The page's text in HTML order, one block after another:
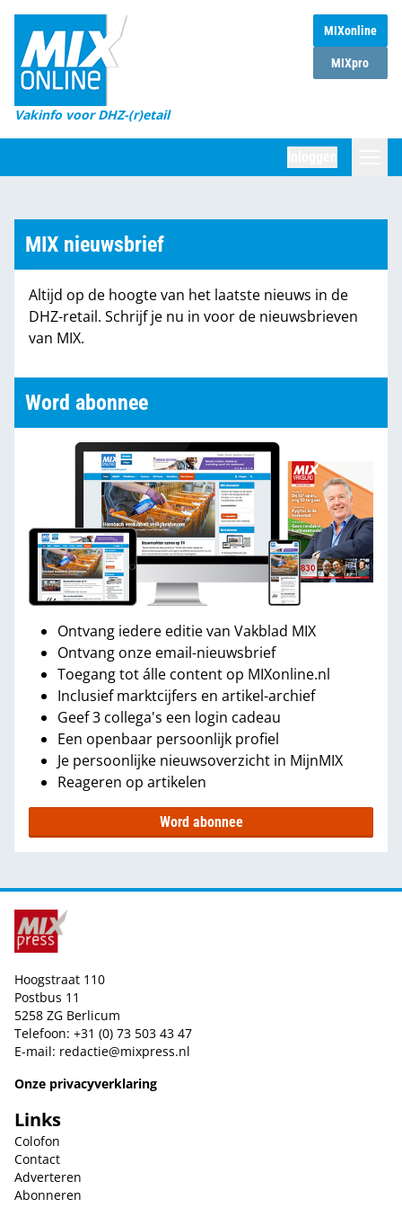
MIXonline
MIXpro
Vakinfo voor DHZ-(r)etail
Home
Magazines
DHZ Sessie
Marktcijfers
Partners
MIX nieuwsbrief
Altijd op de hoogte van het laatste nieuws in de
DHZ-retail. Schrijf je nu in voor de nieuwsbrieven
van MIX.
Word abonnee
Ontvang iedere editie van Vakblad MIX
Ontvang onze email-nieuwsbrief
Toegang tot álle content op MIXonline.nl
Inclusief marktcijfers en artikel-archief
Geef 3 collega's een login cadeau
Een openbaar persoonlijk profiel
Je persoonlijke nieuwsoverzicht in MijnMIX
Reageren op artikelen
Word abonnee
Hoogstraat 110
Postbus 11
5258 ZG Berlicum
Telefoon: +31 (0) 73 503 43 47
E-mail: redactie@mixpress.nl
Onze privacyverklaring
Links
Colofon
Contact
Adverteren
Abonneren